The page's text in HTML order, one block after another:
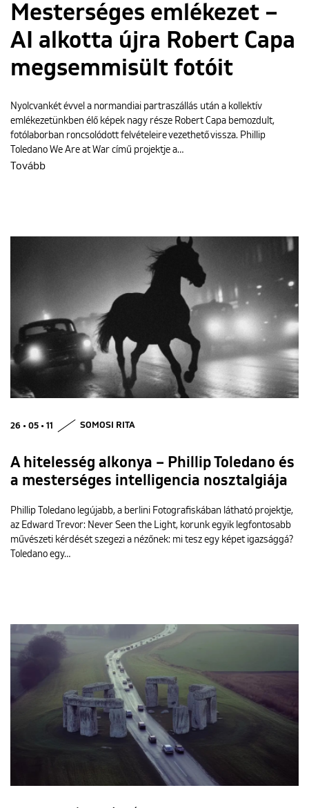
Mesterséges emlékezet –
AI alkotta újra Robert Capa
megsemmisült fotóit
Nyolcvankét évvel a normandiai partraszállás után a kollektív
emlékezetünkben élő képek nagy része Robert Capa bemozdult,
fotólaborban roncsolódott felvételeire vezethető vissza. Phillip
Toledano We Are at War című projektje a…
Tovább
26 • 05 • 11 SOMOSI RITA
A hitelesség alkonya – Phillip Toledano és
a mesterséges intelligencia nosztalgiája
Phillip Toledano legújabb, a berlini Fotografiskában látható projektje,
az Edward Trevor: Never Seen the Light, korunk egyik legfontosabb
művészeti kérdését szegezi a nézőnek: mi tesz egy képet igazsággá?
Toledano egy…